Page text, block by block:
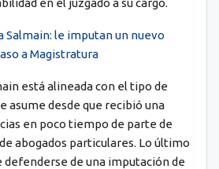
Salmain: le imputan un nuevo
a Magistratura
está alineada con el tipo de
asume desde que recibió una
en poco tiempo de parte de
abogados particulares. Lo último
defenderse de una imputación de